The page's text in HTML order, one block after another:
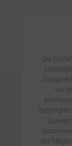
Die
vor-
der